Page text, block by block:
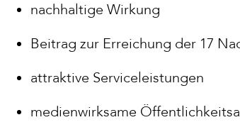
nachhaltige Wirkung
Beitrag zur Erreichung der 17
attraktive Serviceleistungen
medienwirksame